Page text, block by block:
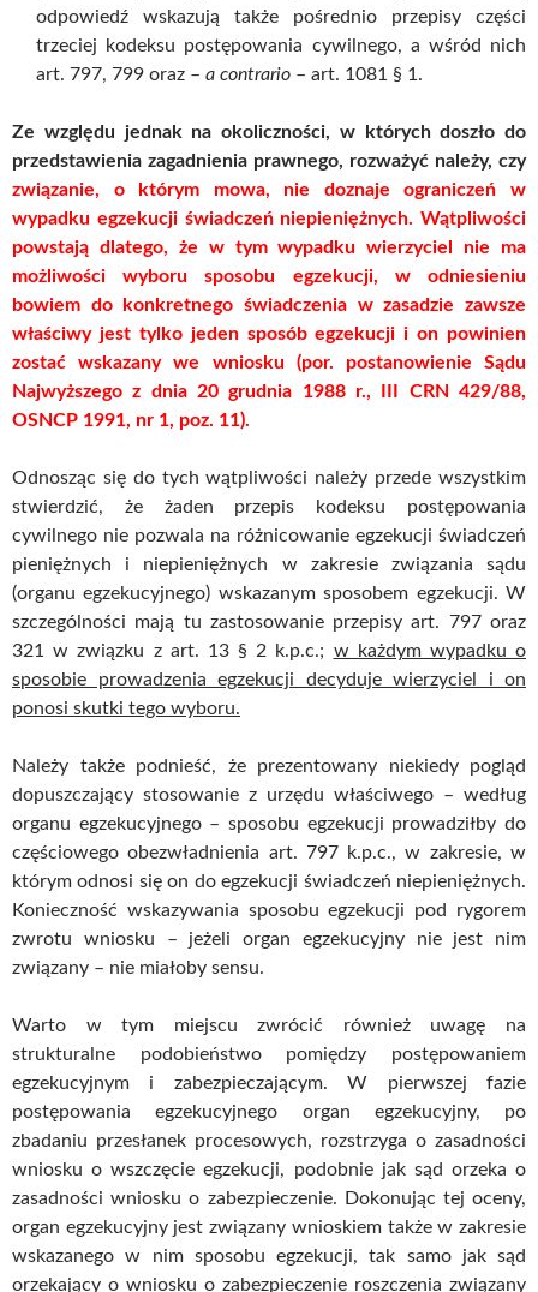
odpowiedź wskazują także pośrednio przepisy części
trzeciej kodeksu postępowania cywilnego, a wśród nich
art. 797, 799 oraz – a contrario – art. 1081 § 1.
Ze względu jednak na okoliczności, w których doszło do
przedstawienia zagadnienia prawnego, rozważyć należy, czy
związanie, o którym mowa, nie doznaje ograniczeń w
wypadku egzekucji świadczeń niepieniężnych. Wątpliwości
powstają dlatego, że w tym wypadku wierzyciel nie ma
możliwości wyboru sposobu egzekucji, w odniesieniu
bowiem do konkretnego świadczenia w zasadzie zawsze
właściwy jest tylko jeden sposób egzekucji i on powinien
zostać wskazany we wniosku (por. postanowienie Sądu
Najwyższego z dnia 20 grudnia 1988 r., III CRN 429/88,
OSNCP 1991, nr 1, poz. 11).
Odnosząc się do tych wątpliwości należy przede wszystkim
stwierdzić, że żaden przepis kodeksu postępowania
cywilnego nie pozwala na różnicowanie egzekucji świadczeń
pieniężnych i niepieniężnych w zakresie związania sądu
(organu egzekucyjnego) wskazanym sposobem egzekucji. W
szczególności mają tu zastosowanie przepisy art. 797 oraz
321 w związku z art. 13 § 2 k.p.c.; w każdym wypadku o
sposobie prowadzenia egzekucji decyduje wierzyciel i on
ponosi skutki tego wyboru.
Należy także podnieść, że prezentowany niekiedy pogląd
dopuszczający stosowanie z urzędu właściwego – według
organu egzekucyjnego – sposobu egzekucji prowadziłby do
częściowego obezwładnienia art. 797 k.p.c., w zakresie, w
którym odnosi się on do egzekucji świadczeń niepieniężnych.
Konieczność wskazywania sposobu egzekucji pod rygorem
zwrotu wniosku – jeżeli organ egzekucyjny nie jest nim
związany – nie miałoby sensu.
Warto w tym miejscu zwrócić również uwagę na
strukturalne podobieństwo pomiędzy postępowaniem
egzekucyjnym i zabezpieczającym. W pierwszej fazie
postępowania egzekucyjnego organ egzekucyjny, po
zbadaniu przesłanek procesowych, rozstrzyga o zasadności
wniosku o wszczęcie egzekucji, podobnie jak sąd orzeka o
zasadności wniosku o zabezpieczenie. Dokonując tej oceny,
organ egzekucyjny jest związany wnioskiem także w zakresie
wskazanego w nim sposobu egzekucji, tak samo jak sąd
orzekający o wniosku o zabezpieczenie roszczenia związany